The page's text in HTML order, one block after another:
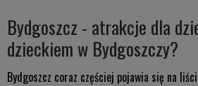
Bydgoszcz - atrakcje dla
dzieckiem w Bydgoszczy?
Bydgoszcz coraz częściej pojawia się na